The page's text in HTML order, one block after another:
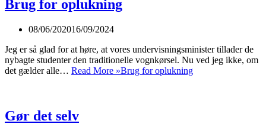
Brug for oplukning
08/06/202016/09/2024
Jeg er så glad for at høre, at vores undervisningsminister tillader de
nybagte studenter den traditionelle vognkørsel. Nu ved jeg ikke, om
det gælder alle… Read More »Brug for oplukning
Gør det selv